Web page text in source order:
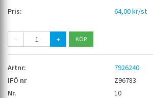
64,00 kr/st
- +
7926240
Z96783
10